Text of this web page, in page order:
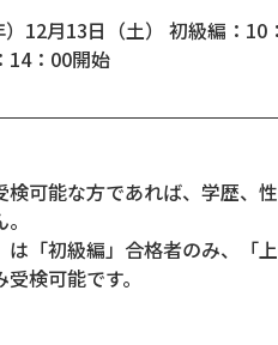
）12月13日（土） 初級
14：00開始
検可能な方であれば、学歴、
は「初級編」合格者のみ、「
検可能です。